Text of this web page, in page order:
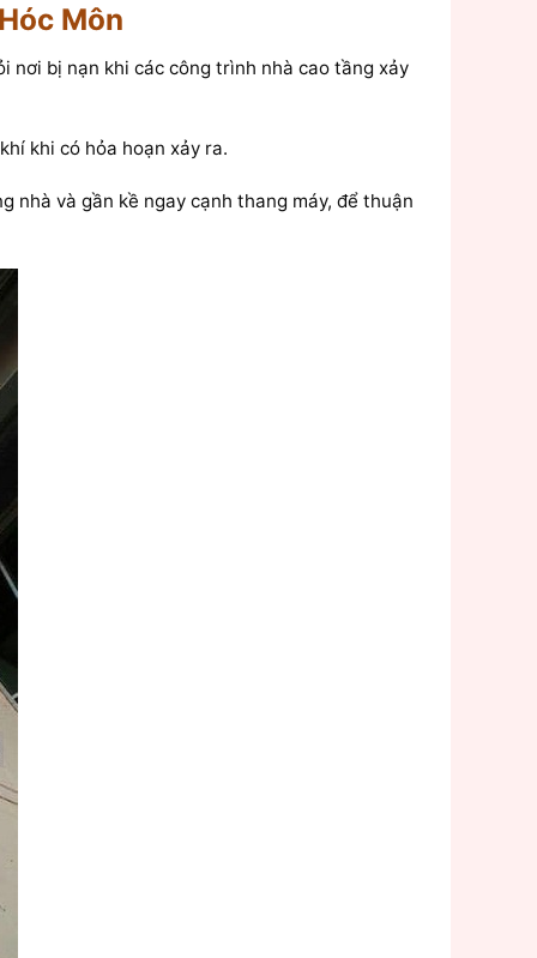
Môn
bị nạn khi các công trình nhà cao tầng xảy
khi có hỏa hoạn xảy ra.
và gần kề ngay cạnh thang máy, để thuận